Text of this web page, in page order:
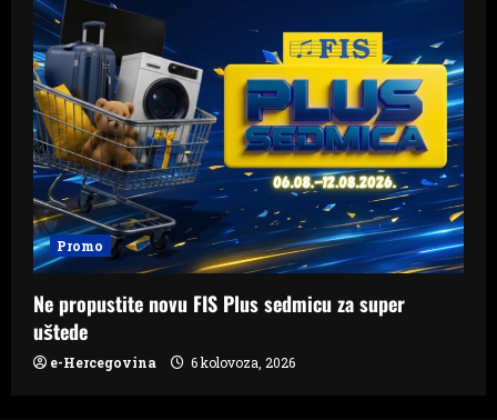
Promo
Ne propustite novu FIS Plus sedmicu za super
uštede
e-Hercegovina 6 kolovoza, 2026